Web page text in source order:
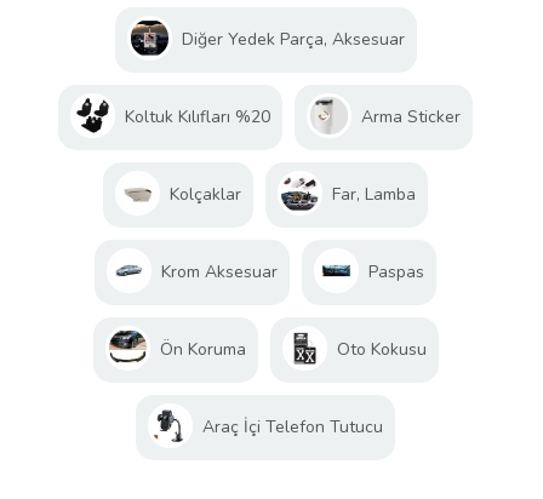
Diğer Yedek Parça, Aksesuar
Koltuk Kılıfları %20 Arma Sticker
Kolçaklar Far, Lamba
Krom Aksesuar Paspas
Ön Koruma Oto Kokusu
Araç İçi Telefon Tutucu